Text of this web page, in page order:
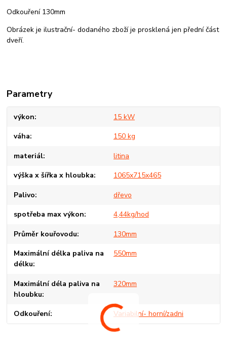
Odkouření 130mm
Obrázek je ilustrační- dodaného zboží je prosklená jen přední část
dveří.
Parametry
výkon 15 kW
váha 150 kg
materiál litina
výška x šířka x hloubka 1065x715x465
Palivo dřevo
spotřeba max výkon 4,44kg/hod
Průměr kouřovodu 130mm
Maximální délka paliva na
délku
550mm
Maximální déla paliva na
hloubku
320mm
Odkouření Variabilní- horní/zadni